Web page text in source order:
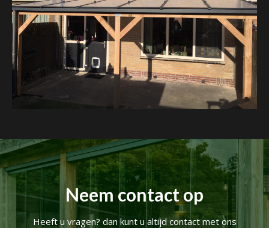
Neem contact op
Heeft u vragen? dan kunt u altijd contact met ons